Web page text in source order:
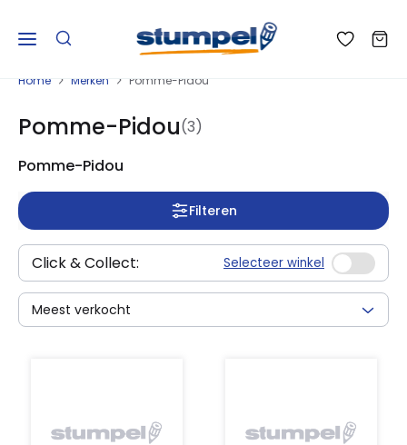
Home Merken Pomme-Pidou
Pomme-Pidou(3)
Pomme-Pidou
Filteren
Click & Collect: Selecteer winkel
Meest verkocht